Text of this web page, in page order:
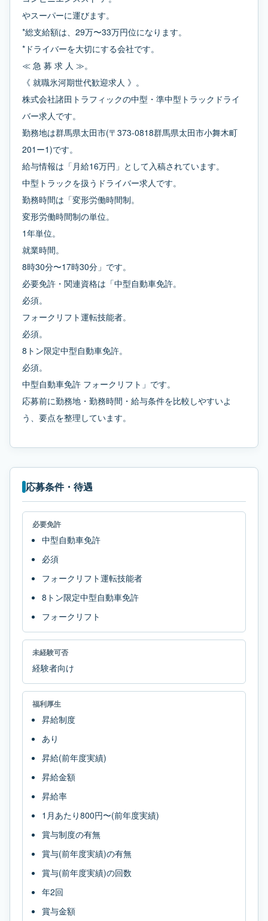
やスーパーに運びます。
*総支給額は、29万〜33万円位になります。
*ドライバーを大切にする会社です。
≪ 急 募 求 人 ≫。
《 就職氷河期世代歓迎求人 》。
株式会社諸田トラフィックの中型・準中型トラックドライ
バー求人です。
勤務地は群馬県太田市(〒373-0818群馬県太田市小舞木町
201ー1)です。
給与情報は「月給16万円」として入稿されています。
中型トラックを扱うドライバー求人です。
勤務時間は「変形労働時間制。
変形労働時間制の単位。
1年単位。
就業時間。
8時30分〜17時30分」です。
必要免許・関連資格は「中型自動車免許。
必須。
フォークリフト運転技能者。
必須。
8トン限定中型自動車免許。
必須。
中型自動車免許 フォークリフト」です。
応募前に勤務地・勤務時間・給与条件を比較しやすいよ
う、要点を整理しています。
応募条件・待遇
必要免許
中型自動車免許
必須
フォークリフト運転技能者
8トン限定中型自動車免許
フォークリフト
未経験可否
経験者向け
福利厚生
昇給制度
あり
昇給(前年度実績)
昇給金額
昇給率
1月あたり800円〜(前年度実績)
賞与制度の有無
賞与(前年度実績)の有無
賞与(前年度実績)の回数
年2回
賞与金額